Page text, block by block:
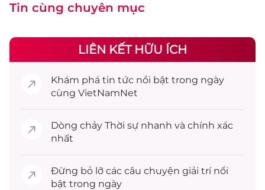
Tin cùng chuyên mục
LIÊN KẾT HỮU ÍCH
Khám phá tin tức nổi bật trong ngày
cùng VietNamNet
Dòng chảy Thời sự nhanh và chính xác
nhất
Đừng bỏ lỡ các câu chuyện giải trínổi
bật trong ngày